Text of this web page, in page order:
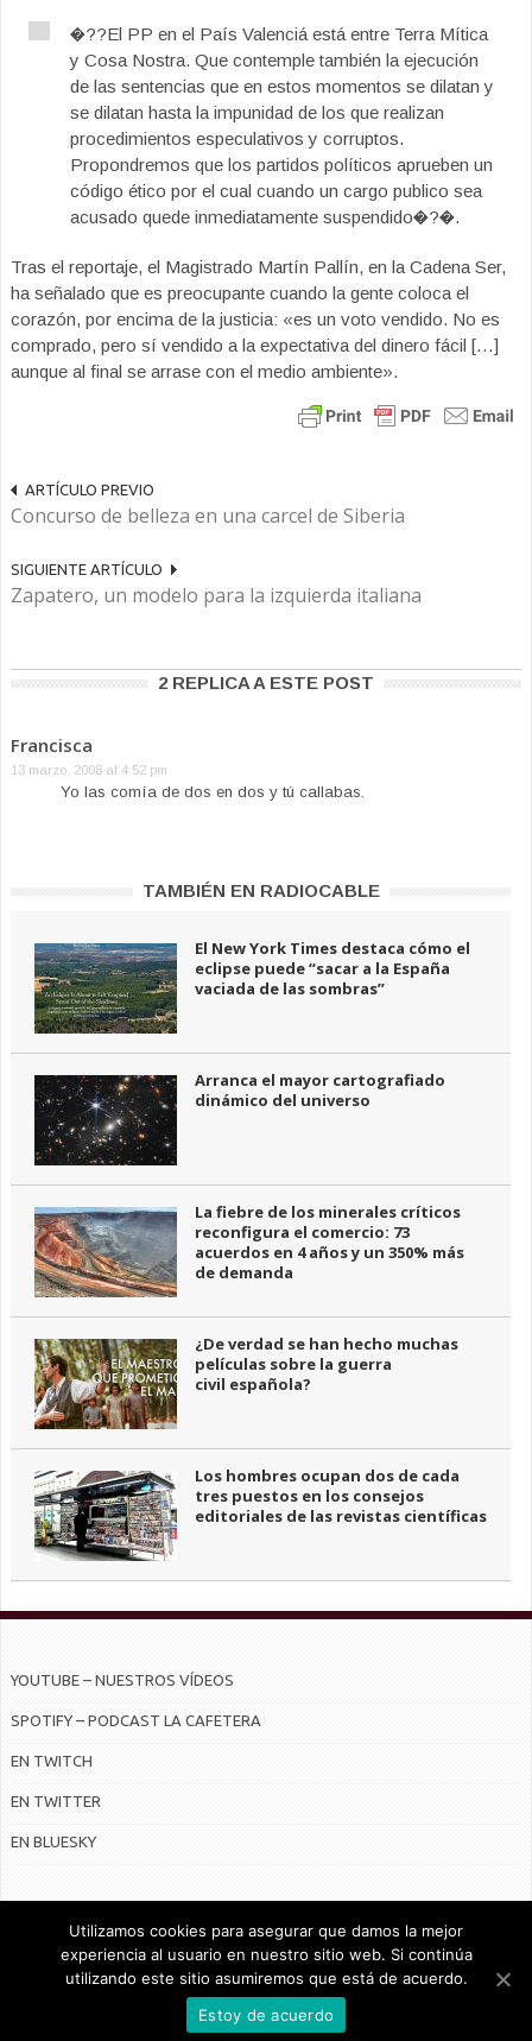
�??El PP en el País Valenciá está entre Terra Mítica
y Cosa Nostra. Que contemple también la ejecución
de las sentencias que en estos momentos se dilatan y
se dilatan hasta la impunidad de los que realizan
procedimientos especulativos y corruptos.
Propondremos que los partidos políticos aprueben un
código ético por el cual cuando un cargo publico sea
acusado quede inmediatamente suspendido�?�.
Tras el reportaje, el Magistrado Martín Pallín, en la Cadena Ser,
ha señalado que es preocupante cuando la gente coloca el
corazón, por encima de la justicia: «es un voto vendido. No es
comprado, pero sí vendido a la expectativa del dinero fácil […]
aunque al final se arrase con el medio ambiente».
ARTÍCULO PREVIO
Concurso de belleza en una carcel de Siberia
SIGUIENTE ARTÍCULO
Zapatero, un modelo para la izquierda italiana
2 REPLICA A ESTE POST
Francisca
13 marzo, 2008 at 4:52 pm
Yo las comía de dos en dos y tú callabas.
TAMBIÉN EN RADIOCABLE
El New York Times destaca cómo el
eclipse puede “sacar a la España
vaciada de las sombras”
Arranca el mayor cartografiado
dinámico del universo
La fiebre de los minerales críticos
reconfigura el comercio: 73
acuerdos en 4 años y un 350% más
de demanda
¿De verdad se han hecho muchas
películas sobre la guerra
civil española?
Los hombres ocupan dos de cada
tres puestos en los consejos
editoriales de las revistas científicas
YOUTUBE – NUESTROS VÍDEOS
SPOTIFY – PODCAST LA CAFETERA
EN TWITCH
EN TWITTER
EN BLUESKY
© Radiocable en Internet S.L.
CONTRATO DE SERVICIOS Y POLÍTICA DE PRIVACIDAD
Utilizamos cookies para asegurar que damos la mejor
experiencia al usuario en nuestro sitio web. Si continúa
utilizando este sitio asumiremos que está de acuerdo.
Estoy de acuerdo